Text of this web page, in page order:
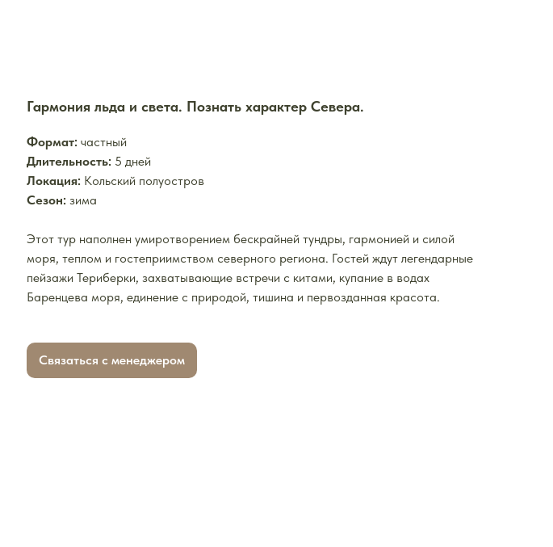
Гармония льда и света. Познать характер Севера.
Формат: частный
Длительность: 5 дней
Локация: Кольский полуостров
Сезон: зима
Этот тур наполнен умиротворением бескрайней тундры, гармонией и силой
моря, теплом и гостеприимством северного региона. Гостей ждут легендарные
пейзажи Териберки, захватывающие встречи с китами, купание в водах
Баренцева моря, единение с природой, тишина и первозданная красота.
Связаться с менеджером